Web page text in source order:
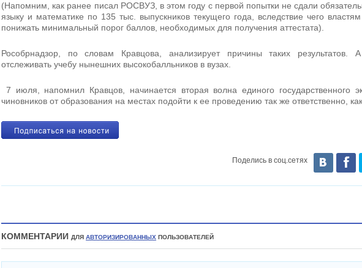
(Напомним, как ранее писал РОСВУЗ, в этом году с первой попытки не сдали
языку и математике по 135 тыс. выпускников текущего года, вследствие чего
понижать минимальный порог баллов, необходимых для получения аттестата).
Рособрнадзор, по словам Кравцова, анализирует причины таких результатов.
отслеживать учебу нынешних высокобалльников в вузах.
7 июля, напомнил Кравцов, начинается вторая волна единого государственного
чиновников от образования на местах подойти к ее проведению так же ответственно,
Поделись в соц.сетях
КОММЕНТАРИИ ДЛЯ АВТОРИЗИРОВАННЫХ ПОЛЬЗОВАТЕЛЕЙ